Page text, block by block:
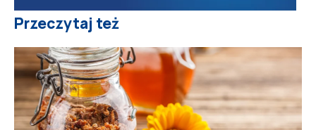
Przeczytaj też